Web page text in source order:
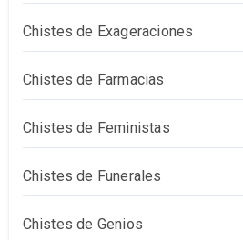
Chistes de Exageraciones
Chistes de Farmacias
Chistes de Feministas
Chistes de Funerales
Chistes de Genios